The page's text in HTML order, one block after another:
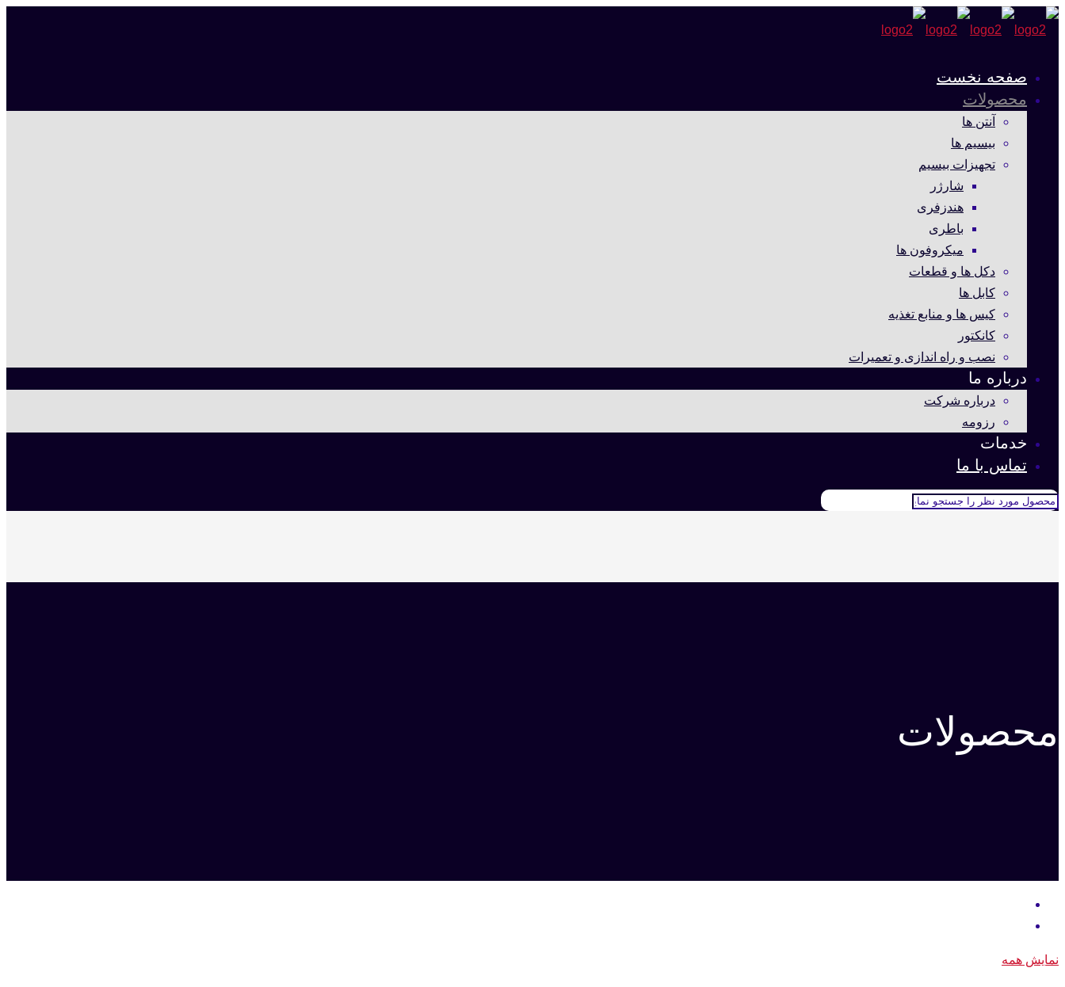
صفحه نخست
محصولات
آنتن ها
بیسیم ها
تجهیزات بیسیم
شارژر
هندزفری
باطری
میکروفون ها
دکل ها و قطعات
کابل ها
کیس ها و منابع تغذیه
کانکتور
نصب و راه اندازی و تعمیرات
درباره ما
درباره شرکت
رزومه
خدمات
تماس با ما
محصولات
نمایش همه